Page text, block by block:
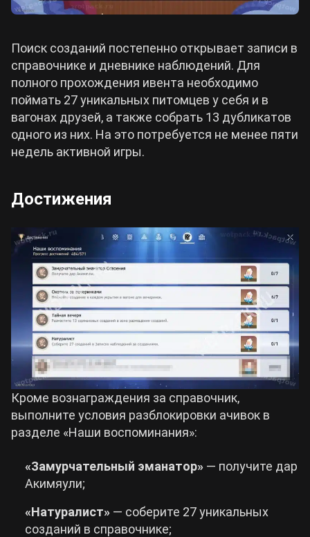
Поиск созданий постепенно открывает записи в
справочнике и дневнике наблюдений. Для
полного прохождения ивента необходимо
поймать 27 уникальных питомцев у себя и в
вагонах друзей, а также собрать 13 дубликатов
одного из них. На это потребуется не менее пяти
недель активной игры.
Достижения
Кроме вознаграждения за справочник,
выполните условия разблокировки ачивок в
разделе «Наши воспоминания»:
«Замурчательный эманатор» — получите дар
Акимяули;
«Натуралист» — соберите 27 уникальных
созданий в справочнике;